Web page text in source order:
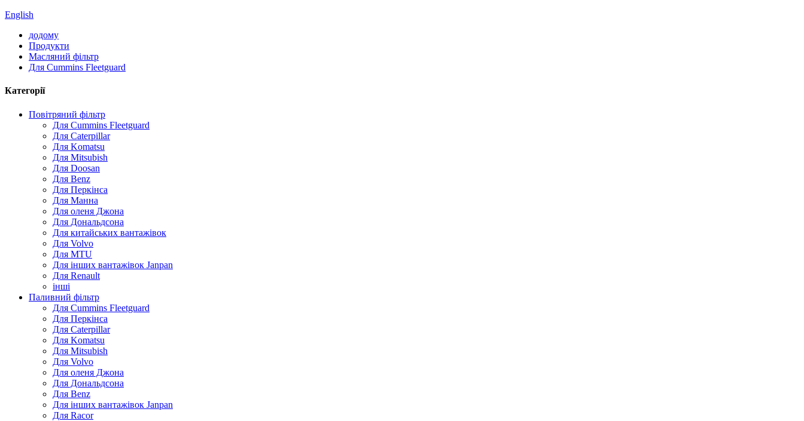
English
додому
Продукти
Масляний фільтр
Для Cummins Fleetguard
Категорії
Повітряний фільтр
Для Cummins Fleetguard
Для Caterpillar
Для Komatsu
Для Mitsubish
Для Doosan
Для Benz
Для Перкінса
Для Манна
Для оленя Джона
Для Дональдсона
Для китайських вантажівок
Для Volvo
Для MTU
Для інших вантажівок Janpan
Для Renault
інші
Паливний фільтр
Для Cummins Fleetguard
Для Перкінса
Для Caterpillar
Для Komatsu
Для Mitsubish
Для Volvo
Для оленя Джона
Для Дональдсона
Для Benz
Для інших вантажівок Janpan
Для Racor